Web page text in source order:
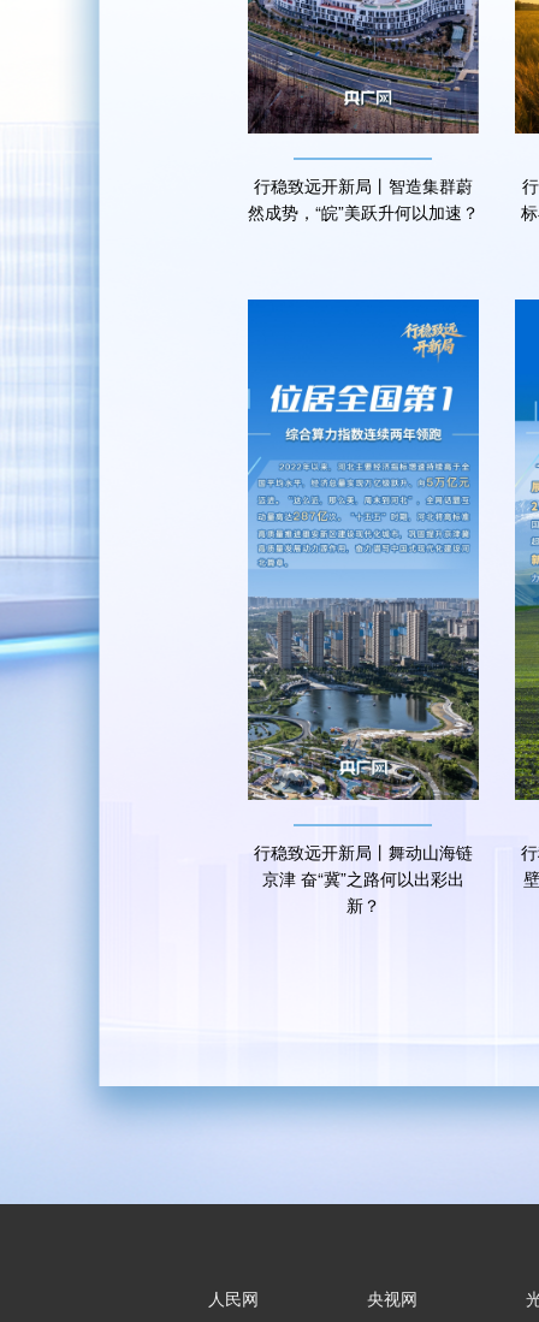
行稳致远开新局丨智造集群蔚
然成势，“皖”美跃升何以加速？
行稳致远开新局丨舞动山海链
京津 奋“冀”之路何以出彩出
新？
人民网
央视网